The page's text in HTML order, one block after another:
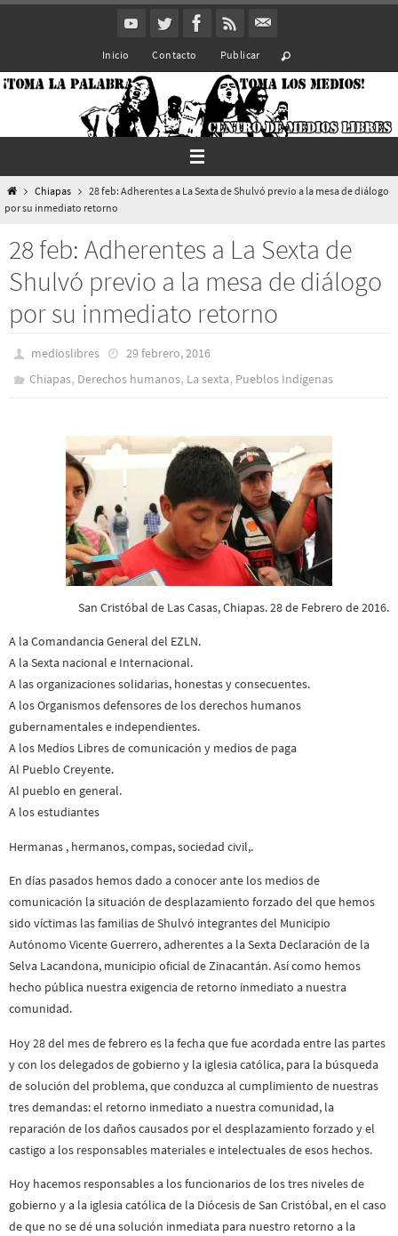
Inicio Contacto Publicar
InicioChiapas
28 feb: Adherentes a La Sexta de Shulvó previo a la mesa de diálogo
por su inmediato retorno
28 feb: Adherentes a La Sexta de
Shulvó previo a la mesa de diálogo
por su inmediato retorno
medioslibres
29 febrero, 2016
Chiapas, Derechos humanos, La sexta, Pueblos Indí­genas
San Cristóbal de Las Casas, Chiapas. 28 de Febrero de 2016.
A la Comandancia General del EZLN.
A la Sexta nacional e Internacional.
A las organizaciones solidarias, honestas y consecuentes.
A los Organismos defensores de los derechos humanos
gubernamentales e independientes.
A los Medios Libres de comunicación y medios de paga
Al Pueblo Creyente.
Al pueblo en general.
A los estudiantes
Hermanas , hermanos, compas, sociedad civil,.
En días pasados hemos dado a conocer ante los medios de
comunicación la situación de desplazamiento forzado del que hemos
sido víctimas las familias de Shulvó integrantes del Municipio
Autónomo Vicente Guerrero, adherentes a la Sexta Declaración de la
Selva Lacandona, municipio oficial de Zinacantán. Así como hemos
hecho pública nuestra exigencia de retorno inmediato a nuestra
comunidad.
Hoy 28 del mes de febrero es la fecha que fue acordada entre las partes
y con los delegados de gobierno y la iglesia católica, para la búsqueda
de solución del problema, que conduzca al cumplimiento de nuestras
tres demandas: el retorno inmediato a nuestra comunidad, la
reparación de los daños causados por el desplazamiento forzado y el
castigo a los responsables materiales e intelectuales de esos hechos.
Hoy hacemos responsables a los funcionarios de los tres niveles de
gobierno y a la iglesia católica de la Diócesis de San Cristóbal, en el caso
de que no se dé una solución inmediata para nuestro retorno a la